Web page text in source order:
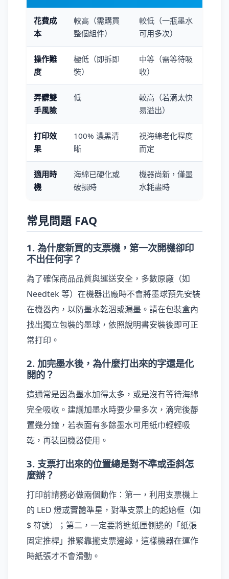
花費成
本
較高（需購買
整個組件）
較低（一瓶墨水
可用多次）
操作難
度
極低（即拆即
裝）
中等（需等待吸
收）
弄髒雙
手風險
低
較高（若滴太快
易溢出）
打印效
果
100% 濃黑清
晰
視海綿老化程度
而定
適用時
機
海綿已硬化或
破損時
機器尚新，僅墨
水耗盡時
常見問題 FAQ
1. 為什麼新買的支票機，第一次開機卻印
不出任何字？
為了確保商品品質與運送安全，多數原廠（如
Needtek 等）在機器出廠時不會將墨球預先安裝
在機器內，以防墨水乾涸或漏墨。請在包裝盒內
找出獨立包裝的墨球，依照說明書安裝後即可正
常打印。
2. 加完墨水後，為什麼打出來的字還是化
開的？
這通常是因為墨水加得太多，或是沒有等待海綿
完全吸收。建議加墨水時要少量多次，滴完後靜
置幾分鐘，若表面有多餘墨水可用紙巾輕輕吸
乾，再裝回機器使用。
3. 支票打出來的位置總是對不準或歪斜怎
麼辦？
打印前請務必做兩個動作：第一，利用支票機上
的 LED 燈或實體準星，對準支票上的起始框（如
$ 符號）；第二，一定要將進紙匣側邊的「紙張
固定推桿」推緊靠攏支票邊緣，這樣機器在運作
時紙張才不會滑動。